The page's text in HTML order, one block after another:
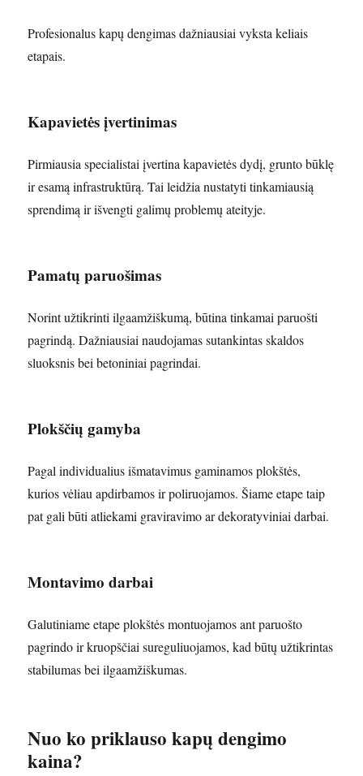
Profesionalus kapų dengimas dažniausiai vyksta keliais
etapais.
Kapavietės įvertinimas
Pirmiausia specialistai įvertina kapavietės dydį, grunto būklę
ir esamą infrastruktūrą. Tai leidžia nustatyti tinkamiausią
sprendimą ir išvengti galimų problemų ateityje.
Pamatų paruošimas
Norint užtikrinti ilgaamžiškumą, būtina tinkamai paruošti
pagrindą. Dažniausiai naudojamas sutankintas skaldos
sluoksnis bei betoniniai pagrindai.
Plokščių gamyba
Pagal individualius išmatavimus gaminamos plokštės,
kurios vėliau apdirbamos ir poliruojamos. Šiame etape taip
pat gali būti atliekami graviravimo ar dekoratyviniai darbai.
Montavimo darbai
Galutiniame etape plokštės montuojamos ant paruošto
pagrindo ir kruopščiai sureguliuojamos, kad būtų užtikrintas
stabilumas bei ilgaamžiškumas.
Nuo ko priklauso kapų dengimo
kaina?